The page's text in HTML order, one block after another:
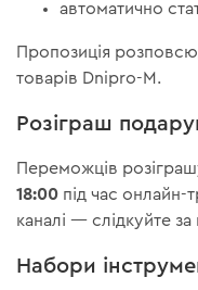
автоматично
Пропозиція
товарів Dnipro-M.
Розіграш
Переможців
18:00 під час онлайн-
каналі — слідкуйте
Набори